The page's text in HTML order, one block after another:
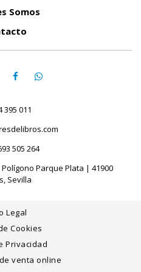
Somos
395 011
505 264
Polígono Parque Plata | 41900
Sevilla
Legal
Cookies
Privacidad
venta online